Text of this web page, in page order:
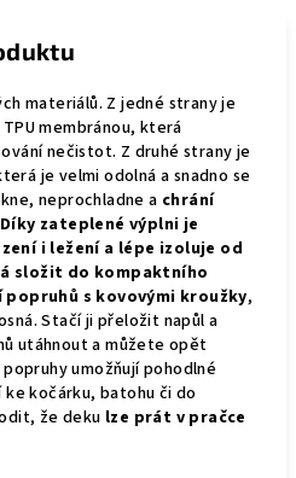
materiálů. Z jedné strany je
TPU membránou, která
nečistot. Z druhé strany je
je velmi odolná a snadno se
neprochladne a chrání
Díky zateplené výplni je
i ležení a lépe izoluje od
složit do kompaktního
s kovovými kroužky,
Stačí ji přeložit napůl a
utáhnout a můžete opět
umožňují pohodlné
kočárku, batohu či do
že deku lze prát v pračce